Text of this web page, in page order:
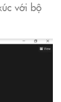
với bộ